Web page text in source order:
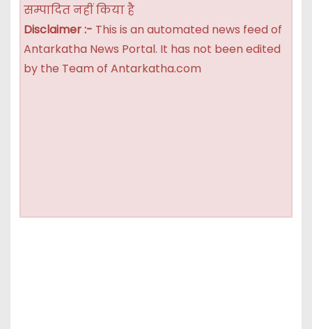
सम्पादित नहीं किया है
Disclaimer :- This is an automated news feed of
Antarkatha News Portal. It has not been edited
by the Team of Antarkatha.com